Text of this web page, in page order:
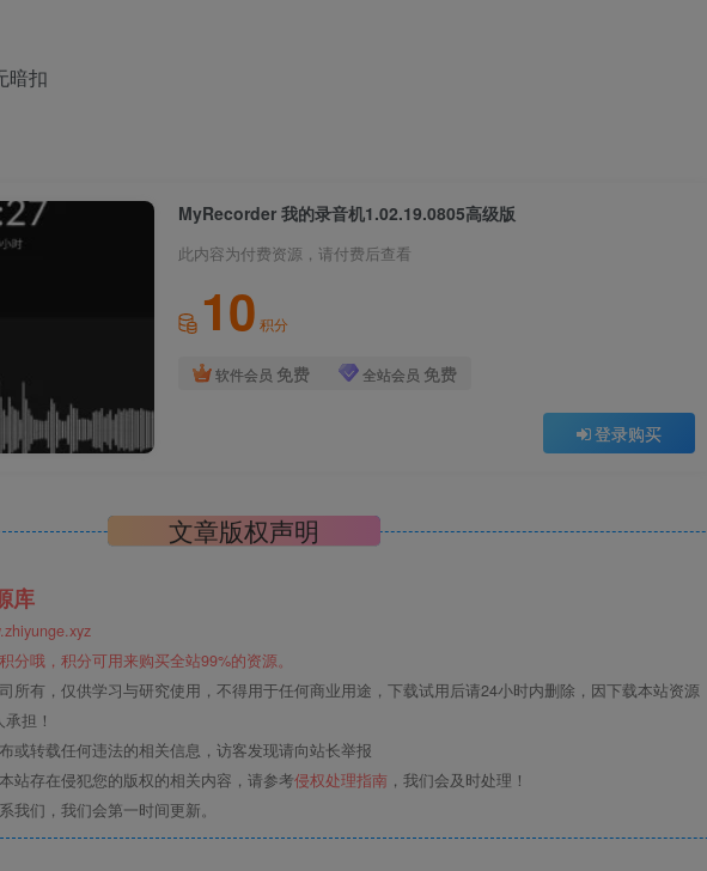
暗扣
MyRecorder 我的录音机1.02.19.0805高级版
此内容为付费资源，请付费后查看
10 积分
软件会员 免费 全站会员 免费
登录购买
文章版权声明
库
分哦，积分可用来购买全站99%的资源。
所有，仅供学习与研究使用，不得用于任何商业用途，下载试用后请24小时内删除，因下载本站资源
担！
或转载任何违法的相关信息，访客发现请向站长举报
站存在侵犯您的版权的相关内容，请参考侵权处理指南 ，我们会及时处理！
我们，我们会第一时间更新。